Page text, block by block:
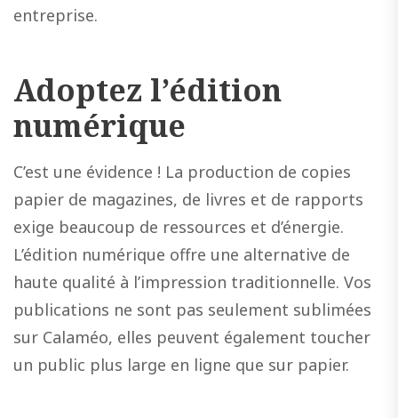
entreprise.
Adoptez l’édition
numérique
C’est une évidence ! La production de copies
papier de magazines, de livres et de rapports
exige beaucoup de ressources et d’énergie.
L’édition numérique offre une alternative de
haute qualité à l’impression traditionnelle. Vos
publications ne sont pas seulement sublimées
sur Calaméo, elles peuvent également toucher
un public plus large en ligne que sur papier.